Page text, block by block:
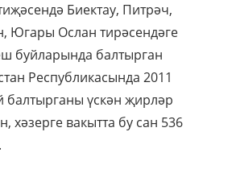
Биектау, Питрәч,
Югары Ослан тирәсендәге
буйларында балтырган
Республикасында 2011
балтырганы үскән җирләр
хәзерге вакытта бу сан 536